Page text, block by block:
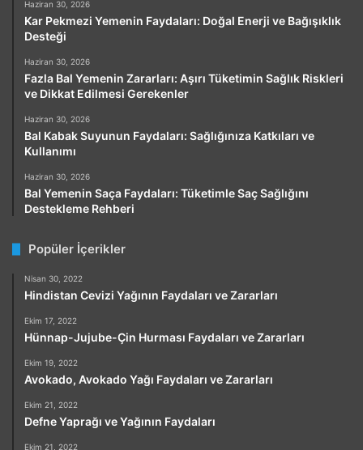
Haziran 30, 2026
Kar Pekmezi Yemenin Faydaları: Doğal Enerji ve Bağışıklık
Desteği
Haziran 30, 2026
Fazla Bal Yemenin Zararları: Aşırı Tüketimin Sağlık Riskleri
ve Dikkat Edilmesi Gerekenler
Haziran 30, 2026
Bal Kabak Suyunun Faydaları: Sağlığınıza Katkıları ve
Kullanımı
Haziran 30, 2026
Bal Yemenin Saça Faydaları: Tüketimle Saç Sağlığını
Destekleme Rehberi
Popüler İçerikler
Nisan 30, 2022
Hindistan Cevizi Yağının Faydaları ve Zararları
Ekim 17, 2022
Hünnap-Jujube-Çin Hurması Faydaları ve Zararları
Ekim 19, 2022
Avokado, Avokado Yağı Faydaları ve Zararları
Ekim 21, 2022
Defne Yaprağı ve Yağının Faydaları
Ekim 21, 2022